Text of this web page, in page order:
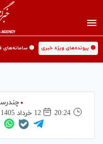
🟡 پرونده‌های ویژه خبری 🟡 سامانه‌های
20:24
12 خرداد 1405